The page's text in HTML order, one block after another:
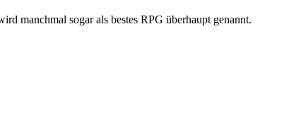
manchmal sogar als bestes RPG überhaupt genannt.